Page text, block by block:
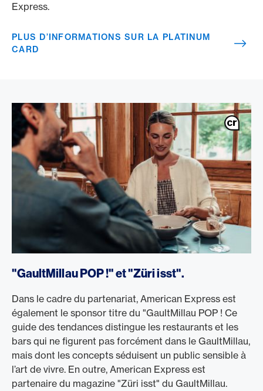
Express.
PLUS D’INFORMATIONS SUR LA PLATINUM
CARD
"GaultMillau POP !" et "Züri isst".
Dans le cadre du partenariat, American Express est
également le sponsor titre du "GaultMillau POP ! Ce
guide des tendances distingue les restaurants et les
bars qui ne figurent pas forcément dans le GaultMillau,
mais dont les concepts séduisent un public sensible à
l’art de vivre. En outre, American Express est
partenaire du magazine "Züri isst" du GaultMillau.